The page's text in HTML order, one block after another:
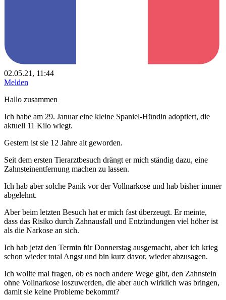
02.05.21, 11:44
Melden
Hallo zusammen
Ich habe am 29. Januar eine kleine Spaniel-Hündin adoptiert, die
aktuell 11 Kilo wiegt.
Gestern ist sie 12 Jahre alt geworden.
Seit dem ersten Tierarztbesuch drängt er mich ständig dazu, eine
Zahnsteinentfernung machen zu lassen.
Ich hab aber solche Panik vor der Vollnarkose und hab bisher immer
abgelehnt.
Aber beim letzten Besuch hat er mich fast überzeugt. Er meinte,
dass das Risiko durch Zahnausfall und Entzündungen viel höher ist
als die Narkose an sich.
Ich hab jetzt den Termin für Donnerstag ausgemacht, aber ich krieg
schon wieder total Angst und bin kurz davor, wieder abzusagen.
Ich wollte mal fragen, ob es noch andere Wege gibt, den Zahnstein
ohne Vollnarkose loszuwerden, die aber auch wirklich was bringen,
damit sie keine Probleme bekommt?